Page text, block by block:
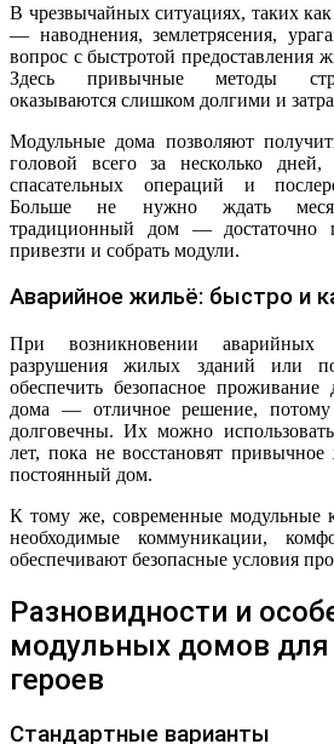
В чрезвычайных ситуациях, таких
— наводнения, землетрясения,
вопрос с быстротой предоставления
Здесь привычные методы
оказываются слишком долгими и
Модульные дома позволяют
головой всего за несколько
спасательных операций и
Больше не нужно ждать
традиционный дом — достаточно
привезти и собрать модули.
Аварийное жильё: быстро и
При возникновении аварийных
разрушения жилых зданий или
обеспечить безопасное
дома — отличное решение,
долговечны. Их можно
лет, пока не восстановят
постоянный дом.
К тому же, современные модульные
необходимые коммуникации,
обеспечивают безопасные условия
Разновидности и
модульных домов
героев
Стандартные варианты